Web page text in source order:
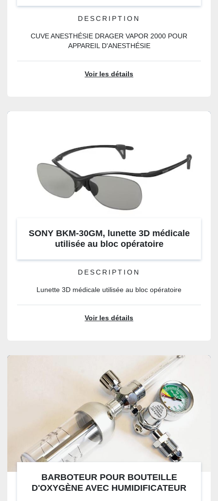
DESCRIPTION
CUVE ANESTHÉSIE DRAGER VAPOR 2000 POUR
APPAREIL D'ANESTHÉSIE
Voir les détails
SONY BKM-30GM, lunette 3D médicale
utilisée au bloc opératoire
DESCRIPTION
Lunette 3D médicale utilisée au bloc opératoire
Voir les détails
BARBOTEUR POUR BOUTEILLE
D'OXYGÈNE AVEC HUMIDIFICATEUR